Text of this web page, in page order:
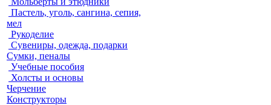
Пастель, уголь, сангина, сепия,
мел
Рукоделие
Сувениры, одежда, подарки
Сумки, пеналы
Учебные пособия
Холсты и основы
Черчение
Конструкторы